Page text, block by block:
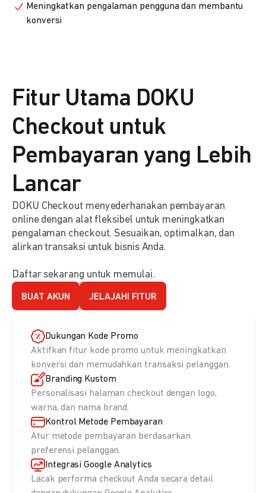
Meningkatkan pengalaman pengguna dan membantu
konversi
Fitur Utama DOKU
Checkout untuk
Pembayaran yang Lebih
Lancar
DOKU Checkout menyederhanakan pembayaran
online dengan alat fleksibel untuk meningkatkan
pengalaman checkout. Sesuaikan, optimalkan, dan
alirkan transaksi untuk bisnis Anda.
Daftar sekarang untuk memulai.
BUAT AKUN JELAJAHI FITUR
Dukungan Kode Promo
Aktifkan fitur kode promo untuk meningkatkan
konversi dan memudahkan transaksi pelanggan.
Branding Kustom
Personalisasi halaman checkout dengan logo,
warna, dan nama brand.
Kontrol Metode Pembayaran
Atur metode pembayaran berdasarkan
preferensi pelanggan.
Integrasi Google Analytics
Lacak performa checkout Anda secara detail